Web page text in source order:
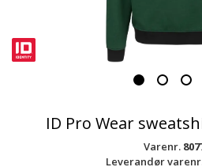
ID Pro Wear
Varenr.
Leverandør